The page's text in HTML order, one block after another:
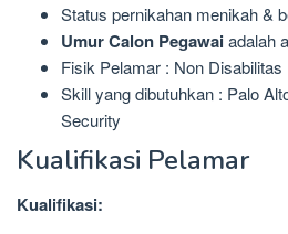
Status pernikahan menikah &
Umur Calon Pegawaiadalah
Fisik Pelamar : Non Disabilitas
Skill yang dibutuhkan : Palo
Security
Kualifikasi Pelamar
Kualifikasi: